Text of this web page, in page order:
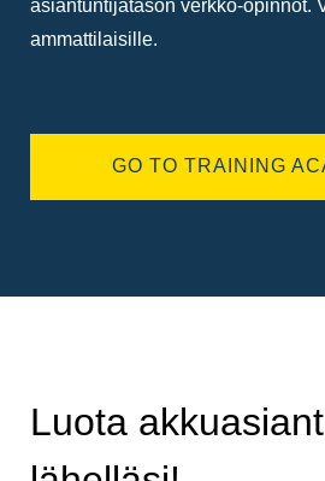
asiantuntijatason verkko-opinnot.
ammattilaisille.
GO TO TRAINING
Luota